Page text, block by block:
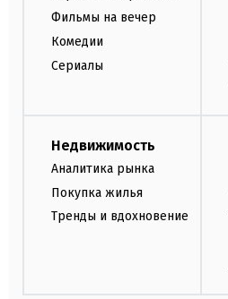
Фильмы на вечер
Комедии
Сериалы
Недвижимость
Аналитика рынка
Покупка жилья
Тренды и вдохновение